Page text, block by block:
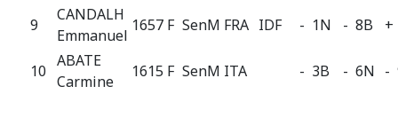
9
CANDALH
Emmanuel
1657 F SenM FRA IDF - 1N - 8B +
10
ABATE
Carmine
1615 F SenM ITA - 3B - 6N -